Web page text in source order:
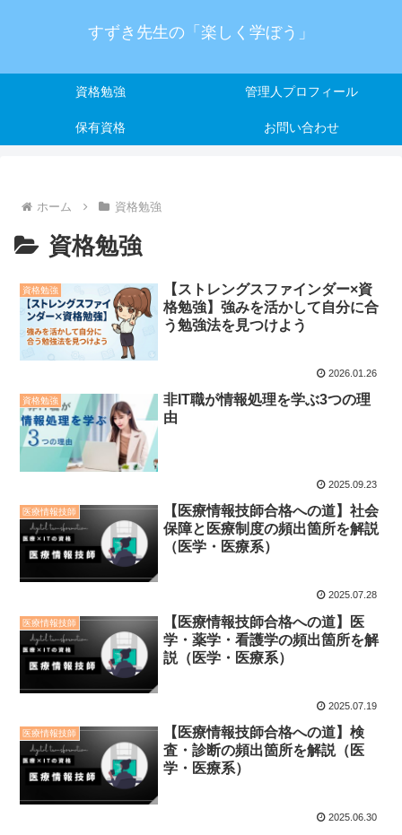
すずき先生の「楽しく学ぼう」
資格勉強 管理人プロフィール
保有資格 お問い合わせ
ホーム 資格勉強
資格勉強
資格勉強
【ストレングスファインダー×資
格勉強】強みを活かして自分に合
う勉強法を見つけよう
2026.01.26
資格勉強
非IT職が情報処理を学ぶ3つの理
由
2025.09.23
医療情報技師
【医療情報技師合格への道】社会
保障と医療制度の頻出箇所を解説
（医学・医療系）
2025.07.28
医療情報技師
【医療情報技師合格への道】医
学・薬学・看護学の頻出箇所を解
説（医学・医療系）
2025.07.19
医療情報技師
【医療情報技師合格への道】検
査・診断の頻出箇所を解説（医
学・医療系）
2025.06.30